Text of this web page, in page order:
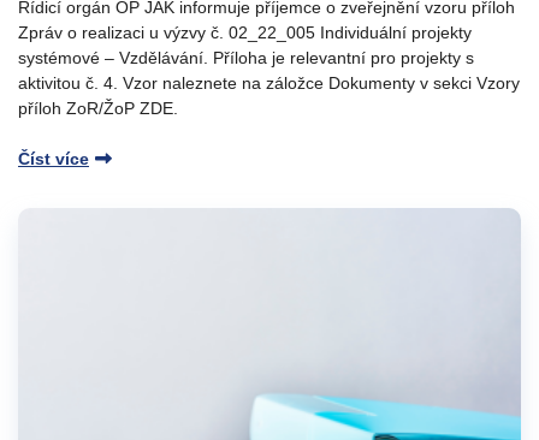
Řídicí orgán OP JAK informuje příjemce o zveřejnění vzoru příloh
Zpráv o realizaci u výzvy č. 02_22_005 Individuální projekty
systémové – Vzdělávání. Příloha je relevantní pro projekty s
aktivitou č. 4. Vzor naleznete na záložce Dokumenty v sekci Vzory
příloh ZoR/ŽoP ZDE.
Číst více